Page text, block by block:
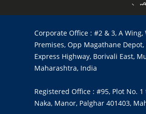
Corporate Office : #2 & 3, A Wing,
Premises, Opp Magathane
Express Highway, Borivali East,
Maharashtra, India
Registered Office : #95, Plot No.
Naka, Manor, Palghar 401403,